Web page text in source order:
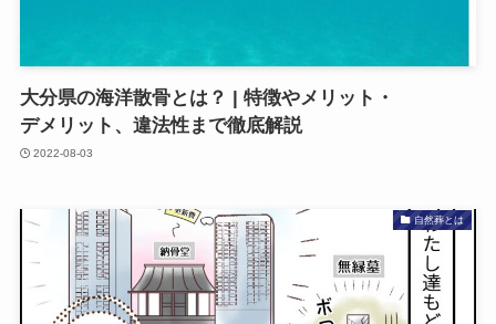
大分県の​海洋散骨とは？​ | 特徴や​メリット・
デメリット、​違法性まで​徹底解説
2022-08-03
自然葬とは